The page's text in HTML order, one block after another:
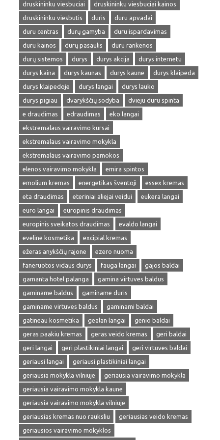
druskininku viesbuciai
druskininku viesbuciai kainos
druskininku viesbutis
duris
duru apvadai
duru centras
durų gamyba
duru ispardavimas
duru kainos
durų pasaulis
duru rankenos
durų sistemos
durys durys akcija
durys internetu
durys kaina
durys kaunas durys kaune
durys klaipeda
durys klaipedoje
durys langai
durys lauko
durys pigiau
dvarykščių sodyba
dvieju duru spinta
e draudimas
edraudimas
eko langai
ekstremalaus vairavimo kursai
ekstremalaus vairavimo mokykla
ekstremalaus vairavimo pamokos
elenos vairavimo mokykla
emira spintos
emolium kremas
energetikas šventoji
essex kremas
eta draudimas
eteriniai aliejai veidui
eukera langai
euro langai
europinis draudimas
europinis sveikatos draudimas
evaldo langai
eveline kosmetika
excipial kremas
ežeras anykščių rajone
ezero nuoma
faneruotos vidaus durys
fauga langai
gajos baldai
gamanta hotel palanga
gamina virtuves baldus
gaminame baldus
gaminame duris
gaminame virtuves baldus
gaminami baldai
gatineau kosmetika
gealan langai
genio baldai
geras paakiu kremas
geras veido kremas
geri baldai
geri langai
geri plastikiniai langai
geri virtuves baldai
geriausi langai
geriausi plastikiniai langai
geriausia mokykla vilniuje
geriausia vairavimo mokykla
geriausia vairavimo mokykla kaune
geriausia vairavimo mokykla vilniuje
geriausias kremas nuo rauksliu
geriausias veido kremas
geriausios vairavimo mokyklos